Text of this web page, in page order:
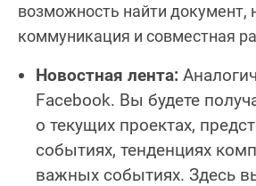
возможность найти документ,
коммуникация и совместная
Новостная лента:
Facebook. Вы будете
о текущих проектах,
событиях, тенденциях
важных событиях. Здесь